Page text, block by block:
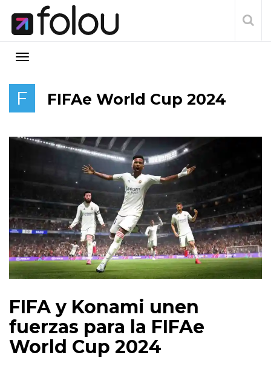
F FIFAe World Cup 2024
FIFA y Konami unen
fuerzas para la FIFAe
World Cup 2024